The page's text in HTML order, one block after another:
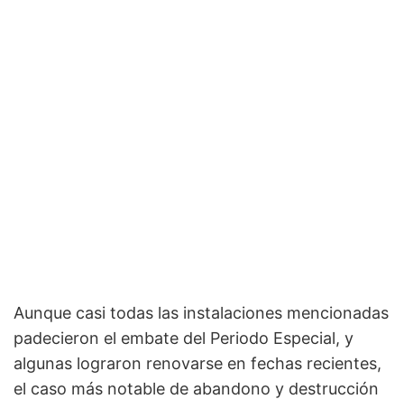
Aunque casi todas las instalaciones mencionadas
padecieron el embate del Periodo Especial, y
algunas lograron renovarse en fechas recientes,
el caso más notable de abandono y destrucción